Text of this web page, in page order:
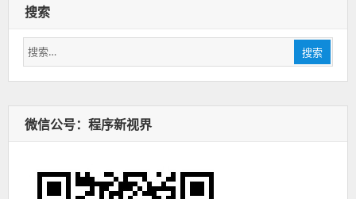
搜索
搜
索：
搜索
微信公号：程序新视界